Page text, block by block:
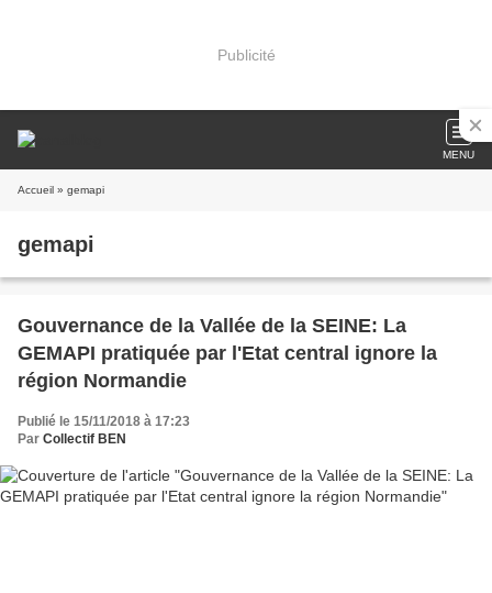
Publicité
MENU
Accueil » gemapi
gemapi
Gouvernance de la Vallée de la SEINE: La
GEMAPI pratiquée par l'Etat central ignore la
région Normandie
Publié le 15/11/2018 à 17:23
Par Collectif BEN